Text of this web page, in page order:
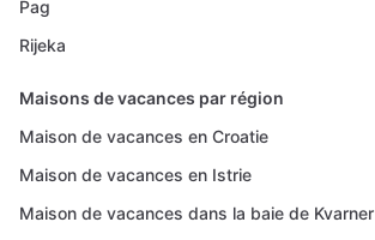
Pag
Rijeka
Maisons de vacances par région
Maison de vacances en Croatie
Maison de vacances en Istrie
Maison de vacances dans la baie de Kvarner